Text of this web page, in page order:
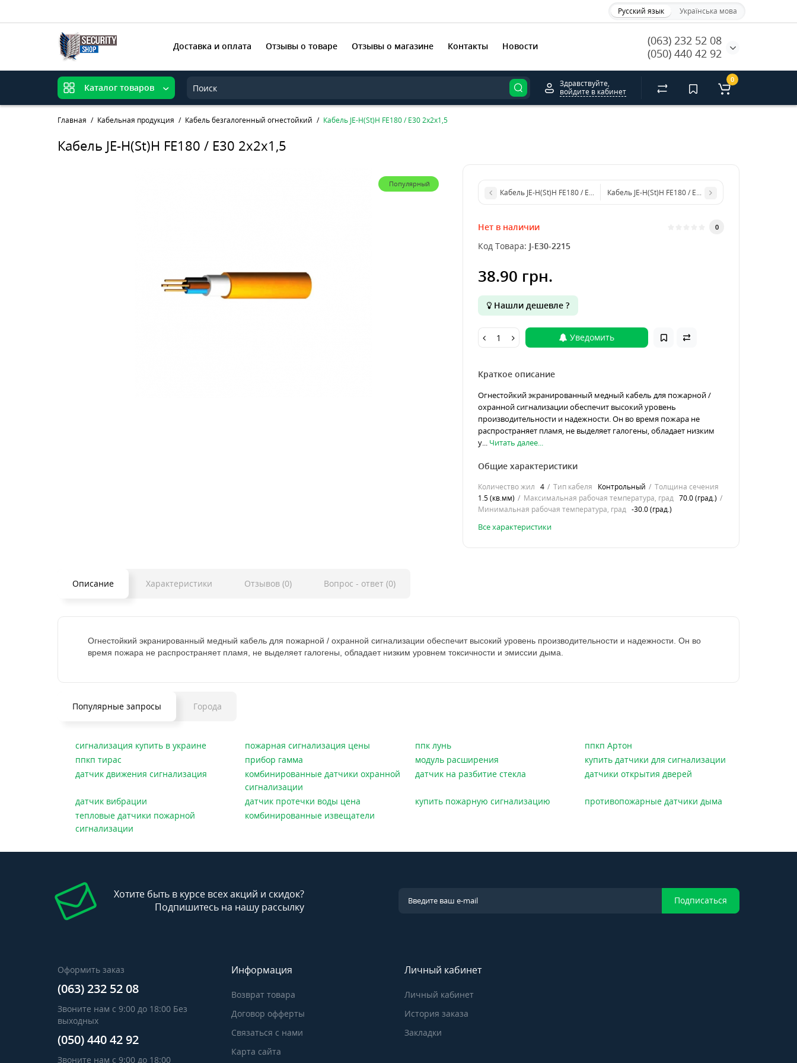
Русский язык Українська мова
(063) 232 52 08
(050) 440 42 92
Доставка и оплата Отзывы о товаре Отзывы о магазине Контакты Новости
Каталог товаров
Здравствуйте,
войдите в кабинет
0
Главная Кабельная продукция Кабель безгалогенный огнестойкий Кабель JE-H(St)H FE180 / E30 2x2x1,5
Кабель JE-H(St)H FE180 / E30 2x2x1,5
Популярный
Кабель JE-H(St)H FE180 / E30 1x2x1,5 Кабель JE-H(St)H FE180 / E30 6x2x1,5
Нет в наличии 0
Код Товара: J-E30-2215
38.90 грн.
Нашли дешевле ?
Уведомить
Краткое описание
Огнестойкий экранированный медный кабель для пожарной /
охранной сигнализации обеспечит высокий уровень
производительности и надежности. Он во время пожара не
распространяет пламя, не выделяет галогены, обладает низким
у... Читать далее...
Общие характеристики
Количество жил 4 Тип кабеля Контрольный
Толщина сечения
1.5 (кв.мм)
Максимальная рабочая температура, град 70.0 (град.)
Минимальная рабочая температура, град -30.0 (град.)
Все характеристики
Описание Характеристики Отзывов (0) Вопрос - ответ (0)
Огнестойкий экранированный медный кабель для пожарной / охранной сигнализации обеспечит высокий уровень производительности и надежности. Он во
время пожара не распространяет пламя, не выделяет галогены, обладает низким уровнем токсичности и эмиссии дыма.
Популярные запросы Города
сигнализация купить в украине пожарная сигнализация цены ппк лунь
ппкп Артон
ппкп тирас
прибор гамма модуль расширения
купить датчики для сигнализации
датчик движения сигнализация
комбинированные датчики охранной
сигнализации
датчик на разбитие стекла датчики открытия дверей
датчик вибрации датчик протечки воды цена купить пожарную сигнализацию
противопожарные датчики дыма
тепловые датчики пожарной
сигнализации
комбинированные извещатели
Хотите быть в курсе всех акций и скидок?
Подпишитесь на нашу рассылку
Подписаться
Оформить заказ
(063) 232 52 08
Звоните нам с 9:00 до 18:00 Без
выходных
(050) 440 42 92
Звоните нам с 9:00 до 18:00
Информация
Возврат товара
Договор офферты
Связаться с нами
Карта сайта
Личный кабинет
Личный кабинет
История заказа
Закладки